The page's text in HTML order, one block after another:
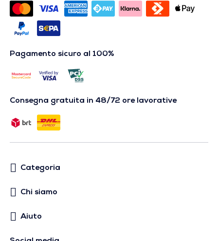
Pagamento sicuro al 100%
Consegna gratuita in 48/72 ore lavorative
Categoria
Chi siamo
Aiuto